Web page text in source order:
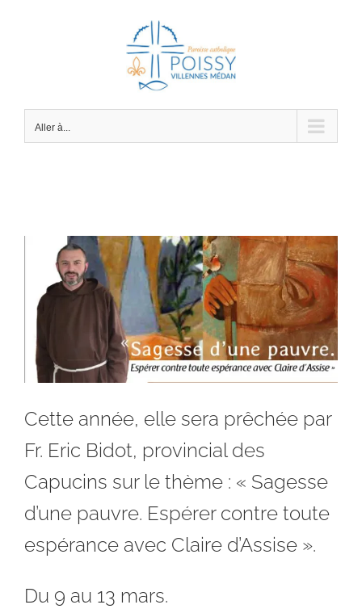
Aller à...
Cette année, elle sera prêchée par
Fr. Eric Bidot, provincial des
Capucins sur le thème : « Sagesse
d’une pauvre. Espérer contre toute
espérance avec Claire d’Assise ».
Du 9 au 13 mars.